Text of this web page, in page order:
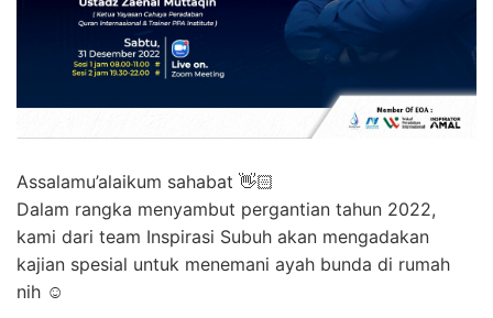
Assalamu’alaikum sahabat 👋🏻
Dalam rangka menyambut pergantian tahun 2022,
kami dari team Inspirasi Subuh akan mengadakan
kajian spesial untuk menemani ayah bunda di rumah
nih ☺️